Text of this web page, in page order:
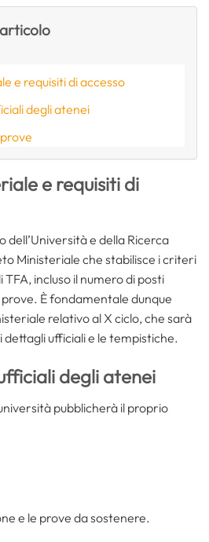
e requisiti di accesso
degli atenei
e requisiti di
dell’Università e della Ricerca
Ministeriale che stabilisce i criteri
TFA, incluso il numero di posti
È fondamentale dunque
relativo al X ciclo, che sarà
dettagli ufficiali e le tempistiche.
degli atenei
pubblicherà il proprio
e le prove da sostenere.